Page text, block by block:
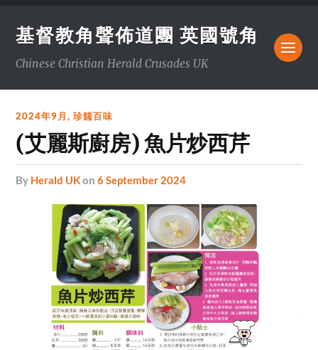
基督教角聲佈道團 英國號角
Chinese Christian Herald Crusades UK
2024年9月,珍饈百味
(艾麗斯廚房) 魚片炒西芹
by Herald UKon6 September 2024